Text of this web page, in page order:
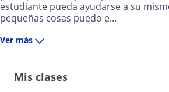
estudiante pueda ayudarse a su
pequeñas cosas puedo e...
Ver más
Mis clases